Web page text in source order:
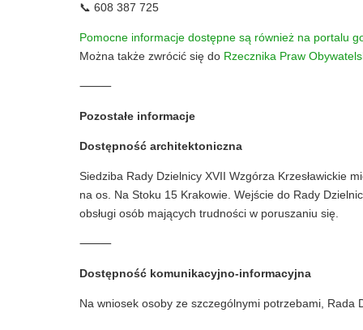
📞 608 387 725
Pomocne informacje dostępne są również na portalu
Można także zwrócić się do Rzecznika Praw
⸻
Pozostałe informacje
Dostępność architektoniczna
Siedziba Rady Dzielnicy XVII Wzgórza Krzesławickie
na os. Na Stoku 15 Krakowie. Wejście do Rady
obsługi osób mających trudności w poruszaniu się.
⸻
Dostępność komunikacyjno-informacyjna
Na wniosek osoby ze szczególnymi potrzebami, Rada